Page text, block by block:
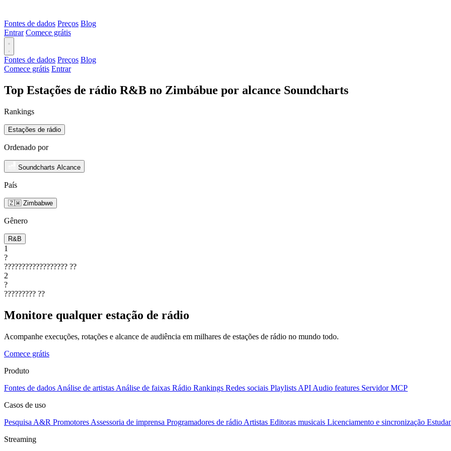
Fontes de dados Preços Blog
Entrar Comece grátis
Fontes de dados Preços Blog
Comece grátis Entrar
Top Estações de rádio R&B no Zimbábue por alcance Soundcharts
Rankings
Estações de rádio
Ordenado por
Soundcharts Alcance
País
🇿🇼 Zimbabwe
Gênero
R&B
1
?
?????????????????? ??
2
?
????????? ??
Monitore qualquer estação de rádio
Acompanhe execuções, rotações e alcance de audiência em milhares de estações de rádio no mundo todo.
Comece grátis
Produto
Fontes de dados Análise de artistas Análise de faixas Rádio Rankings Redes sociais Playlists API Audio features Servidor MCP
Casos de uso
Pesquisa A&R Promotores Assessoria de imprensa Programadores de rádio Artistas Editoras musicais Licenciamento e sincronização
Streaming